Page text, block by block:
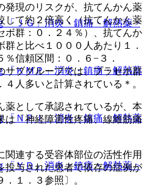
「ＪＧ」 消炎・鎮痛・解熱薬 >
「ＫＭＰ」消炎・鎮痛・解熱薬
「ＮＰＩ」消炎・鎮痛・解熱薬
「ＹＤ」消炎・鎮痛・解熱薬 >
発現のリスクが、抗てんかん薬
して約２倍高く（抗てんかん薬
ボ群：０．２４％）、抗てんか
と比べ１０００人あたり１．
信頼区間：０．６−３．
サブグループでは、プラセボ群
人多いと計算されている＊。
薬として承認されているが、本
は「神経障害性疼痛、線維筋痛
連する受容体部位の活性作用
投与された患者で依存の症例が
１．３参照〕。